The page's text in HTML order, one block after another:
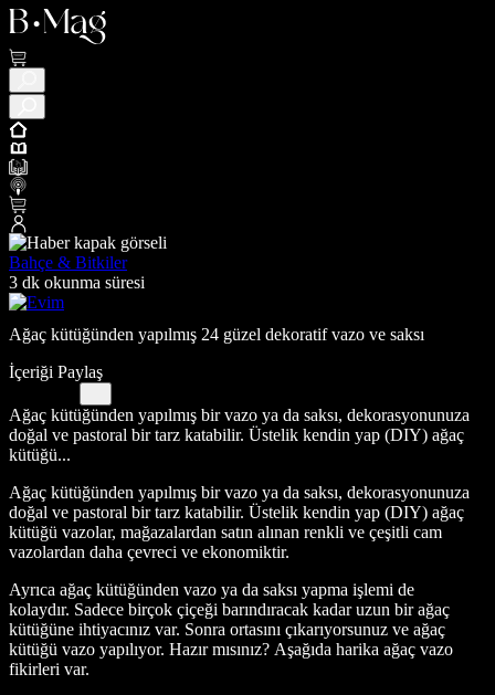
Bahçe & Bitkiler
3 dk okunma süresi
Ağaç kütüğünden yapılmış 24 güzel dekoratif vazo ve saksı
İçeriği Paylaş
Ağaç kütüğünden yapılmış bir vazo ya da saksı, dekorasyonunuza
doğal ve pastoral bir tarz katabilir. Üstelik kendin yap (DIY) ağaç
kütüğü...
Ağaç kütüğünden yapılmış bir vazo ya da saksı, dekorasyonunuza
doğal ve pastoral bir tarz katabilir. Üstelik kendin yap (DIY) ağaç
kütüğü vazolar, mağazalardan satın alınan renkli ve çeşitli cam
vazolardan daha çevreci ve ekonomiktir.
Ayrıca ağaç kütüğünden vazo ya da saksı yapma işlemi de
kolaydır. Sadece birçok çiçeği barındıracak kadar uzun bir ağaç
kütüğüne ihtiyacınız var. Sonra ortasını çıkarıyorsunuz ve ağaç
kütüğü vazo yapılıyor. Hazır mısınız? Aşağıda harika ağaç vazo
fikirleri var.